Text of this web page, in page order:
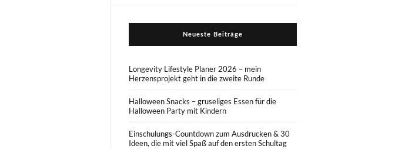
Neueste Beiträge
Longevity Lifestyle Planer 2026 – mein
Herzensprojekt geht in die zweite Runde
Halloween Snacks – gruseliges Essen für die
Halloween Party mit Kindern
Einschulungs-Countdown zum Ausdrucken & 30
Ideen, die mit viel Spaß auf den ersten Schultag